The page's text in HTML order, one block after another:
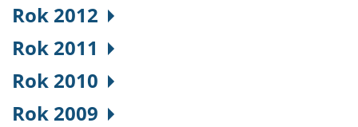
Rok 2012
Rok 2011
Rok 2010
Rok 2009